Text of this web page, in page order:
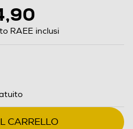
RAEE inclusi
CARRELLO